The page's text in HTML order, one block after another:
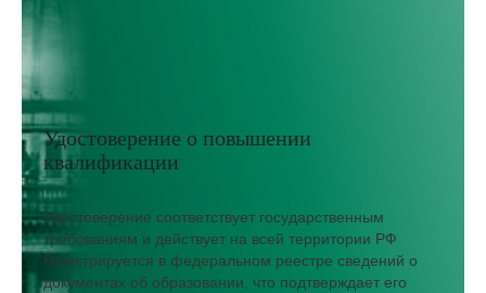
Удостоверение о повышении
квалификации
Удостоверение соответствует государственным
требованиям и действует на всей территории РФ
Регистрируется в федеральном реестре сведений о
документах об образовании, что подтверждает его